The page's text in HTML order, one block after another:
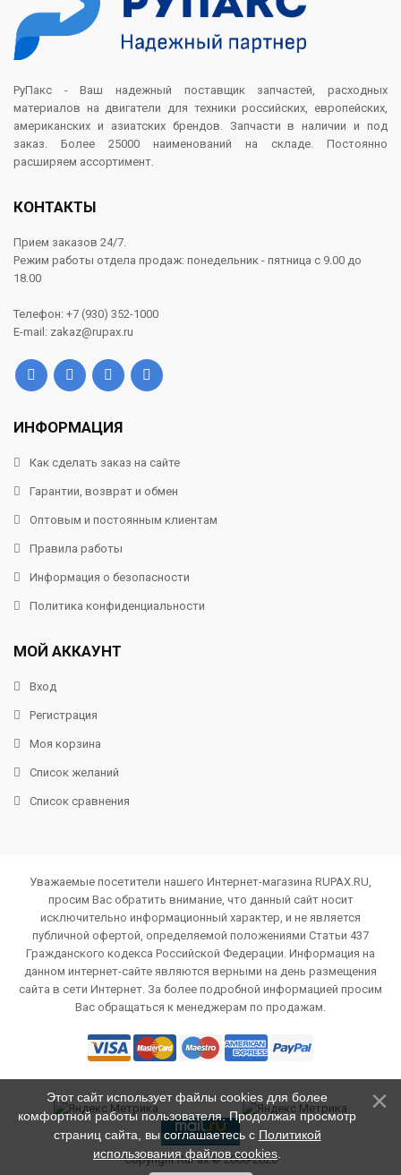
РуПакс - Ваш надежный поставщик запчастей, расходных
материалов на двигатели для техники российских, европейских,
американских и азиатских брендов. Запчасти в наличии и под
заказ. Более 25000 наименований на складе. Постоянно
расширяем ассортимент.
КОНТАКТЫ
Прием заказов 24/7.
Режим работы отдела продаж: понедельник - пятница с 9.00 до
18.00
Телефон: +7 (930) 352-1000
E-mail: zakaz@rupax.ru
ИНФОРМАЦИЯ
Как сделать заказ на сайте
Гарантии, возврат и обмен
Оптовым и постоянным клиентам
Правила работы
Информация о безопасности
Политика конфиденциальности
МОЙ АККАУНТ
Вход
Регистрация
Моя корзина
Список желаний
Список сравнения
Уважаемые посетители нашего Интернет-магазина RUPAX.RU,
просим Вас обратить внимание, что данный сайт носит
исключительно информационный характер, и не является
публичной офертой, определяемой положениями Статьи 437
Гражданского кодекса Российской Федерации. Информация на
данном интернет-сайте являются верными на день размещения
сайта в сети Интернет. За более подробной информацией просим
Вас обращаться к менеджерам по продажам.
Copyright RuPax © 2008-2026
Этот сайт использует файлы cookies для более
комфортной работы пользователя. Продолжая просмотр
страниц сайта, вы соглашаетесь с Политикой
использования файлов cookies